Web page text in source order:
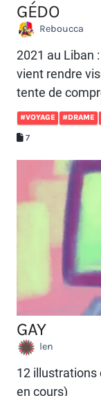
GÉDO
Reboucca
2021 au Liban
vient rendre
tente de
#VOYAGE #DRAME
7
GAY
len
12 illustrations
en cours)